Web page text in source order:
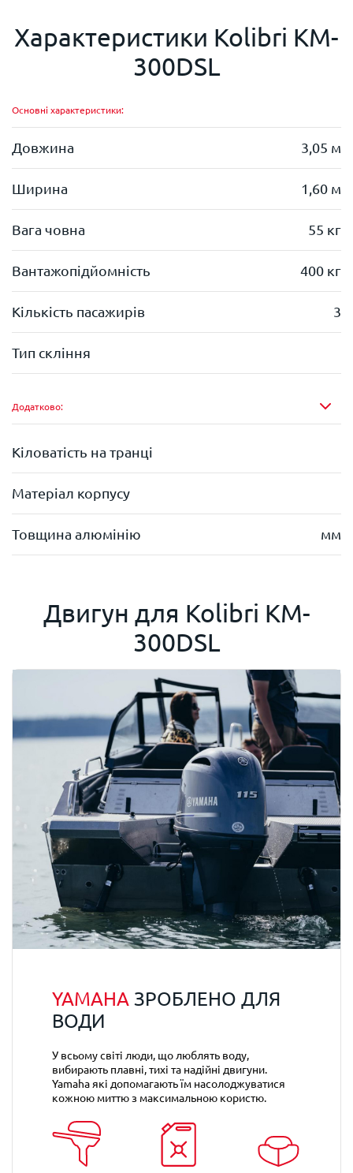
Характеристики Kolibri KM-
300DSL
Основні характеристики:
Довжина 3,05 м
Ширина 1,60 м
Вага човна 55 кг
Вантажопідйомність 400 кг
Кількість пасажирів 3
Тип скління
Додатково:
Кіловатість на транці
Матеріал корпусу
Товщина алюмінію мм
Двигун для Kolibri KM-
300DSL
YAMAHA ЗРОБЛЕНО ДЛЯ
ВОДИ
У всьому світі люди, що люблять воду,
вибирають плавні, тихі та надійні двигуни.
Yamaha які допомагають їм насолоджуватися
кожною миттю з максимальною користю.